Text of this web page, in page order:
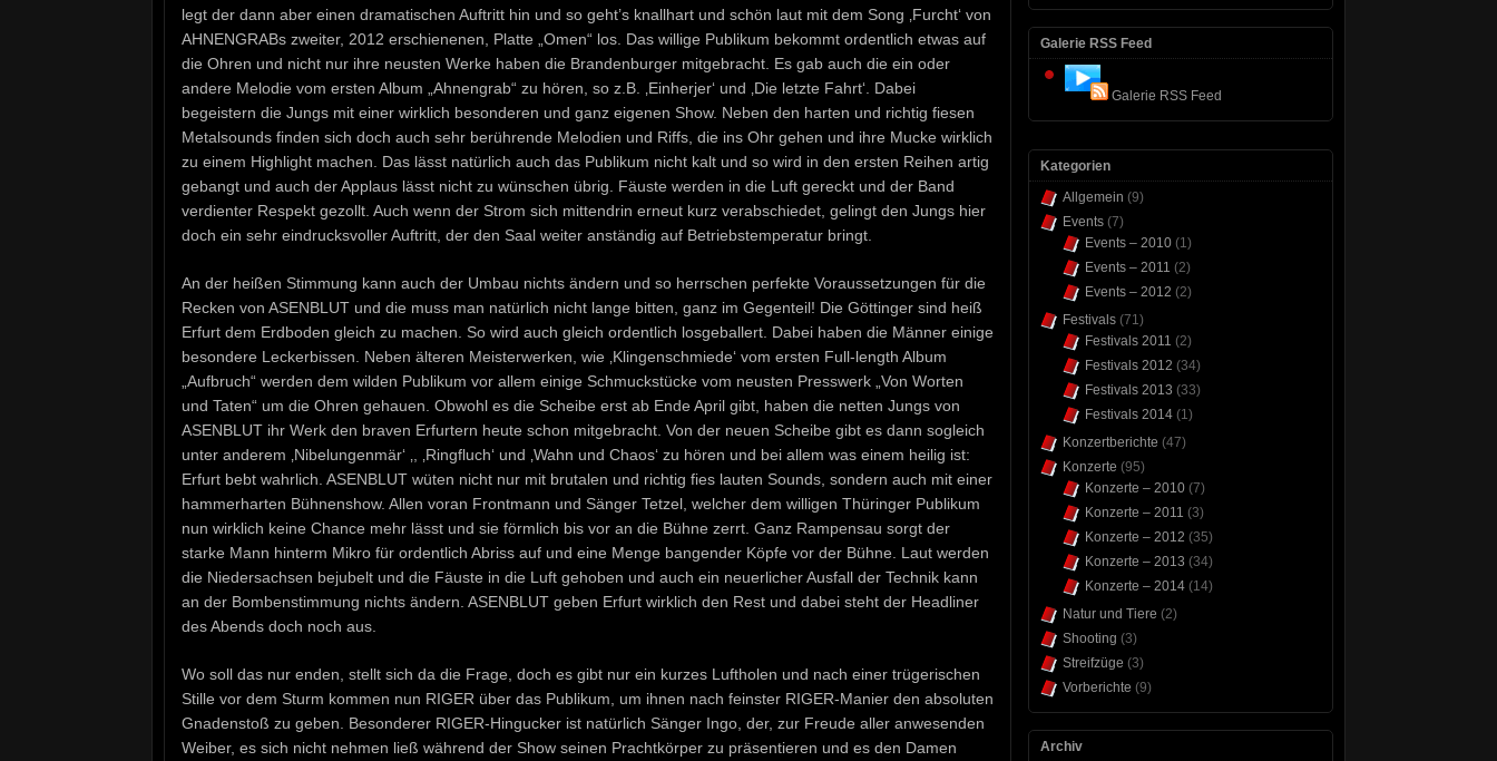
legt der dann aber einen dramatischen Auftritt hin und so geht’s knallhart und schön laut mit dem Song ‚Furcht‘ von
AHNENGRABs zweiter, 2012 erschienenen, Platte „Omen“ los. Das willige Publikum bekommt ordentlich etwas auf
die Ohren und nicht nur ihre neusten Werke haben die Brandenburger mitgebracht. Es gab auch die ein oder
andere Melodie vom ersten Album „Ahnengrab“ zu hören, so z.B. ‚Einherjer‘ und ‚Die letzte Fahrt‘. Dabei
begeistern die Jungs mit einer wirklich besonderen und ganz eigenen Show. Neben den harten und richtig fiesen
Metalsounds finden sich doch auch sehr berührende Melodien und Riffs, die ins Ohr gehen und ihre Mucke wirklich
zu einem Highlight machen. Das lässt natürlich auch das Publikum nicht kalt und so wird in den ersten Reihen artig
gebangt und auch der Applaus lässt nicht zu wünschen übrig. Fäuste werden in die Luft gereckt und der Band
verdienter Respekt gezollt. Auch wenn der Strom sich mittendrin erneut kurz verabschiedet, gelingt den Jungs hier
doch ein sehr eindrucksvoller Auftritt, der den Saal weiter anständig auf Betriebstemperatur bringt.
An der heißen Stimmung kann auch der Umbau nichts ändern und so herrschen perfekte Voraussetzungen für die
Recken von ASENBLUT und die muss man natürlich nicht lange bitten, ganz im Gegenteil! Die Göttinger sind heiß
Erfurt dem Erdboden gleich zu machen. So wird auch gleich ordentlich losgeballert. Dabei haben die Männer einige
besondere Leckerbissen. Neben älteren Meisterwerken, wie ‚Klingenschmiede‘ vom ersten Full-length Album
„Aufbruch“ werden dem wilden Publikum vor allem einige Schmuckstücke vom neusten Presswerk „Von Worten
und Taten“ um die Ohren gehauen. Obwohl es die Scheibe erst ab Ende April gibt, haben die netten Jungs von
ASENBLUT ihr Werk den braven Erfurtern heute schon mitgebracht. Von der neuen Scheibe gibt es dann sogleich
unter anderem ‚Nibelungenmär‘ ‚, ‚Ringfluch‘ und ‚Wahn und Chaos‘ zu hören und bei allem was einem heilig ist:
Erfurt bebt wahrlich. ASENBLUT wüten nicht nur mit brutalen und richtig fies lauten Sounds, sondern auch mit einer
hammerharten Bühnenshow. Allen voran Frontmann und Sänger Tetzel, welcher dem willigen Thüringer Publikum
nun wirklich keine Chance mehr lässt und sie förmlich bis vor an die Bühne zerrt. Ganz Rampensau sorgt der
starke Mann hinterm Mikro für ordentlich Abriss auf und eine Menge bangender Köpfe vor der Bühne. Laut werden
die Niedersachsen bejubelt und die Fäuste in die Luft gehoben und auch ein neuerlicher Ausfall der Technik kann
an der Bombenstimmung nichts ändern. ASENBLUT geben Erfurt wirklich den Rest und dabei steht der Headliner
des Abends doch noch aus.
Wo soll das nur enden, stellt sich da die Frage, doch es gibt nur ein kurzes Luftholen und nach einer trügerischen
Stille vor dem Sturm kommen nun RIGER über das Publikum, um ihnen nach feinster RIGER-Manier den absoluten
Gnadenstoß zu geben. Besonderer RIGER-Hingucker ist natürlich Sänger Ingo, der, zur Freude aller anwesenden
Weiber, es sich nicht nehmen ließ während der Show seinen Prachtkörper zu präsentieren und es den Damen
Galerie RSS Feed
Galerie RSS Feed
Kategorien
Allgemein (9)
Events (7)
Events – 2010 (1)
Events – 2011 (2)
Events – 2012 (2)
Festivals (71)
Festivals 2011 (2)
Festivals 2012 (34)
Festivals 2013 (33)
Festivals 2014 (1)
Konzertberichte (47)
Konzerte (95)
Konzerte – 2010 (7)
Konzerte – 2011 (3)
Konzerte – 2012 (35)
Konzerte – 2013 (34)
Konzerte – 2014 (14)
Natur und Tiere (2)
Shooting (3)
Streifzüge (3)
Vorberichte (9)
Archiv